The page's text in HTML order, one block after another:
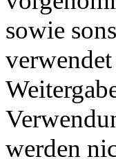
sowie
werden